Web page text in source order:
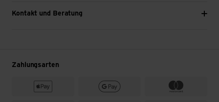
Kontakt und Beratung
Zahlungsarten